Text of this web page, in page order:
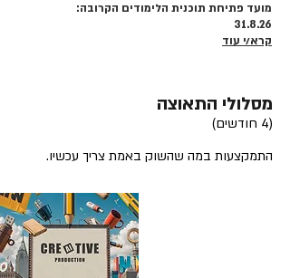
מועד פתיחת תוכנית הלימודים הקרובה:
31.8.26
קרא/י עוד
מסלולי התאוצה
(4 חודשים)
התמקצעות במה שהשוק באמת צריך עכשיו.